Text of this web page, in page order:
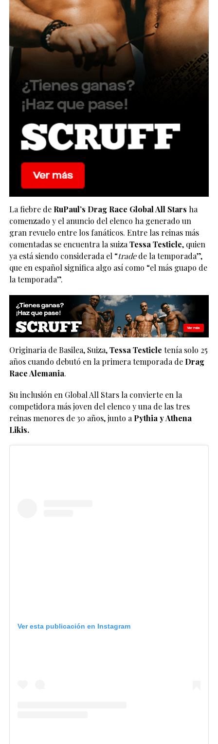
La fiebre de RuPaul’s Drag Race Global All Stars ha
comenzado y el anuncio del elenco ha generado un
gran revuelo entre los fanáticos. Entre las reinas más
comentadas se encuentra la suiza Tessa Testicle, quien
ya está siendo considerada el “tradede la temporada”,
que en español significa algo así como “el más guapo de
la temporada”.
Originaria de Basilea, Suiza,Tessa Testicle tenía solo 25
años cuando debutó en la primera temporada de Drag
Race Alemania.
Su inclusión en Global All Stars la convierte en la
competidora más joven del elenco y una de las tres
reinas menores de 30 años, junto aPythia y Athena
Likis.
Ver esta publicación en Instagram